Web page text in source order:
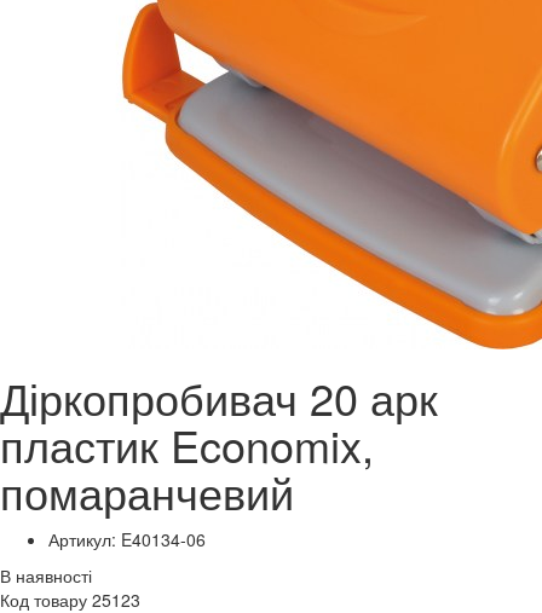
Діркопробивач 20 арк
пластик Economix,
помаранчевий
Артикул: E40134-06
В наявності
Код товару 25123